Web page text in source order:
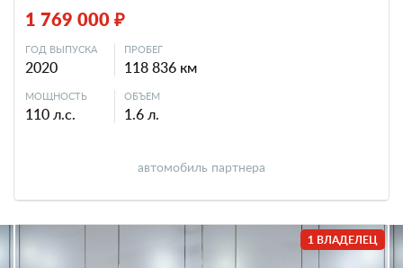
1 769 000 ₽
ГОД ВЫПУСКА
2020
ПРОБЕГ
118 836 км
МОЩНОСТЬ
110 л.с.
ОБЪЕМ
1.6 л.
автомобиль партнера
1 ВЛАДЕЛЕЦ